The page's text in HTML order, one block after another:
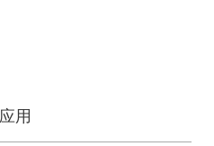
应用